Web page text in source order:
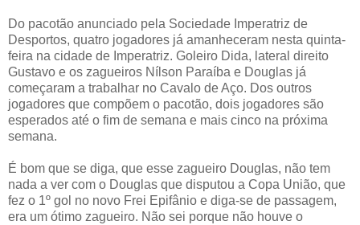
Do pacotão anunciado pela Sociedade Imperatriz de
Desportos, quatro jogadores já amanheceram nesta quinta-
feira na cidade de Imperatriz. Goleiro Dida, lateral direito
Gustavo e os zagueiros Nílson Paraíba e Douglas já
começaram a trabalhar no Cavalo de Aço. Dos outros
jogadores que compõem o pacotão, dois jogadores são
esperados até o fim de semana e mais cinco na próxima
semana.
É bom que se diga, que esse zagueiro Douglas, não tem
nada a ver com o Douglas que disputou a Copa União, que
fez o 1º gol no novo Frei Epifânio e diga-se de passagem,
era um ótimo zagueiro. Não sei porque não houve o